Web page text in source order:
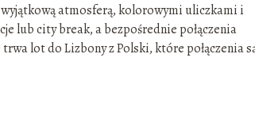
atmosferą, kolorowymi uliczkami i
lub city break, a bezpośrednie połączenia
lot do Lizbony z Polski, które połączenia